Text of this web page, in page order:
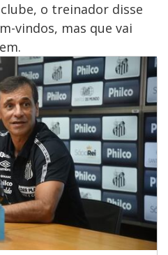
o treinador disse
vindos, mas que vai